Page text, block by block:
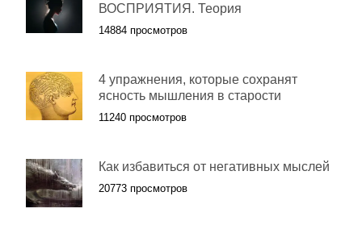
ВОСПРИЯТИЯ. Теория
14884 просмотров
4 упражнения, которые сохранят
ясность мышления в старости
11240 просмотров
Как избавиться от негативных мыслей
20773 просмотров